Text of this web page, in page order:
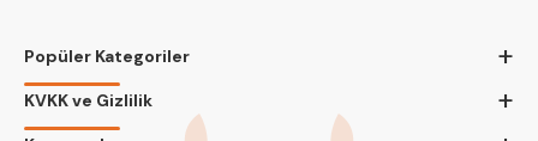
Popüler Kategoriler +
KVKK ve Gizlilik +